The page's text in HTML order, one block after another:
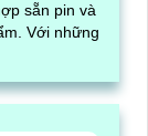
sẵn pin và